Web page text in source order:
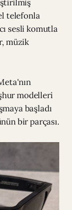
telefonla
sesli komutla
müzik
modelleri
başladı
bir parçası.